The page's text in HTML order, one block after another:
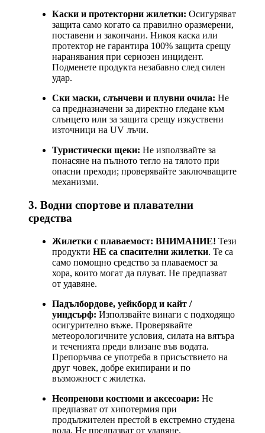
Каски и протекторни жилетки: Осигуряват
защита само когато са правилно оразмерени,
поставени и закопчани. Никоя каска или
протектор не гарантира 100% защита срещу
наранявания при сериозен инцидент.
Подменете продукта незабавно след силен
удар.
Ски маски, слънчеви и плувни очила: Не
са предназначени за директно гледане към
слънцето или за защита срещу изкуствени
източници на UV лъчи.
Туристически щеки: Не използвайте за
понасяне на пълното тегло на тялото при
опасни преходи; проверявайте заключващите
механизми.
3. Водни спортове и плавателни
средства
Жилетки с плаваемост: ВНИМАНИЕ! Тези
продукти НЕ са спасителни жилетки. Те са
само помощно средство за плаваемост за
хора, които могат да плуват. Не предпазват
от удавяне.
Падълбордове, уейкборд и кайт /
уиндсърф: Използвайте винаги с подходящо
осигурително въже. Проверявайте
метеорологичните условия, силата на вятъра
и теченията преди влизане във водата.
Препоръчва се употреба в присъствието на
друг човек, добре екипирани и по
възможност с жилетка.
Неопренови костюми и аксесоари: Не
предпазват от хипотермия при
продължителен престой в екстремно студена
вода. Не предпазват от удавяне.